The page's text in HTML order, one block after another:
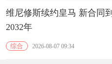
维尼修斯续约皇马 新合同到
2032年
综合 2026-08-07 09:34